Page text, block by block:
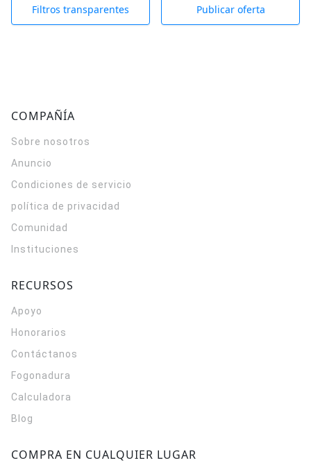
Filtros transparentes Publicar oferta
COMPAÑÍA
Sobre nosotros
Anuncio
Condiciones de servicio
política de privacidad
Comunidad
Instituciones
RECURSOS
Apoyo
Honorarios
Contáctanos
Fogonadura
Calculadora
Blog
COMPRA EN CUALQUIER LUGAR